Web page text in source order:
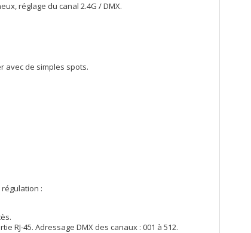
réglage du canal 2.4G / DMX.
avec de simples spots.
:
RJ-45. Adressage DMX des canaux : 001 à 512.